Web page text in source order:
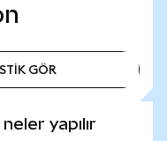
GÖR
yapılır